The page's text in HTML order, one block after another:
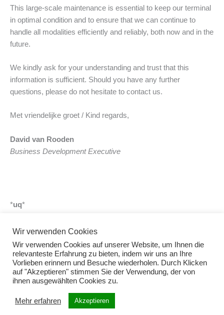
This large-scale maintenance is essential to keep our terminal
in optimal condition and to ensure that we can continue to
handle all modalities efficiently and reliably, both now and in the
future.
We kindly ask for your understanding and trust that this
information is sufficient. Should you have any further
questions, please do not hesitate to contact us.
Met vriendelijke groet / Kind regards,
David van Rooden
Business Development Executive
*uq*
Vielen Dank im Voraus für das Beachten.
With best regards
Your GUT team
Wir verwenden Cookies
Wir verwenden Cookies auf unserer Website, um Ihnen die
relevanteste Erfahrung zu bieten, indem wir uns an Ihre
Vorlieben erinnern und Besuche wiederholen. Durch Klicken
auf "Akzeptieren" stimmen Sie der Verwendung, der von
ihnen ausgewählten Cookies zu.
Mehr erfahren Akzeptieren